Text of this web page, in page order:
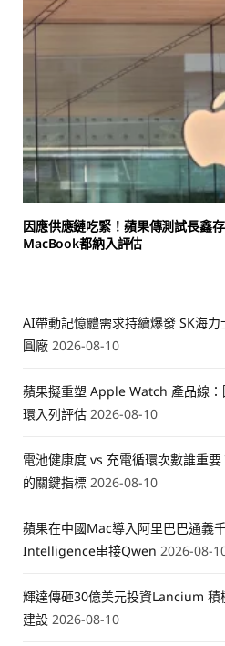
因應供應鏈吃緊！蘋果傳測試長鑫
MacBook都納入評估
AI帶動記憶體需求持續爆發 SK海
圓廠 2026-08-10
蘋果擬重塑 Apple Watch 產品線
環入列評估 2026-08-10
電池健康度 vs 充電循環次數誰重
的關鍵指標 2026-08-10
蘋果在中國Mac導入阿里巴巴通義
Intelligence串接Qwen 2026-08-
輝達傳砸30億美元投資Lancium
建設 2026-08-10